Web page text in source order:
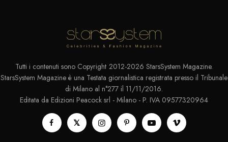
Tutti i contenuti sono Copyright 2012-2026 StarsSystem Magazine.
StarsSystem Magazine è una Testata giornalistica registrata presso il Tribunale
di Milano al n°277 il 11/11/2016.
Editata da Edizioni Peacock srl - Milano - P. IVA 09577320964